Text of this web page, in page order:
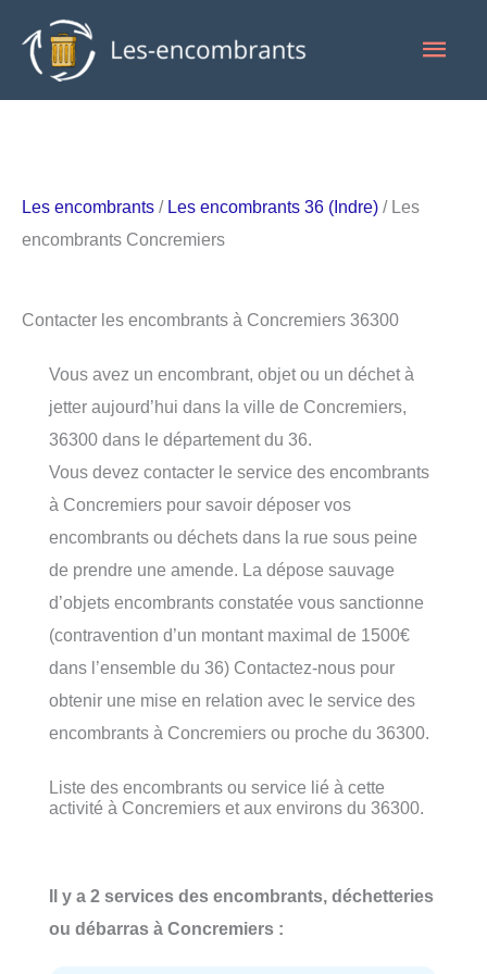
contenu
Les encombrants / Les encombrants 36 (Indre) / Les
encombrants Concremiers
Contacter les encombrants à Concremiers 36300
Vous avez un encombrant, objet ou un déchet à
jetter aujourd’hui dans la ville de Concremiers,
36300 dans le département du 36.
Vous devez contacter le service des encombrants
à Concremiers pour savoir déposer vos
encombrants ou déchets dans la rue sous peine
de prendre une amende. La dépose sauvage
d’objets encombrants constatée vous sanctionne
(contravention d’un montant maximal de 1500€
dans l’ensemble du 36) Contactez-nous pour
obtenir une mise en relation avec le service des
encombrants à Concremiers ou proche du 36300.
Liste des encombrants ou service lié à cette
activité à Concremiers et aux environs du 36300.
Il y a 2 services des encombrants, déchetteries
ou débarras à Concremiers :